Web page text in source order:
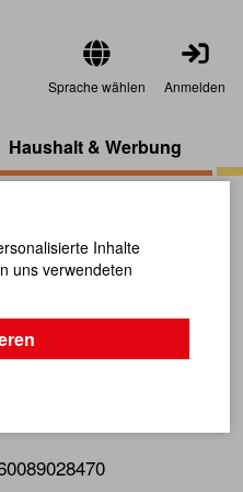
Sprache wählen Anmelden
Haushalt & Werbung
3
Design!
Inhalte
uns verwendeten